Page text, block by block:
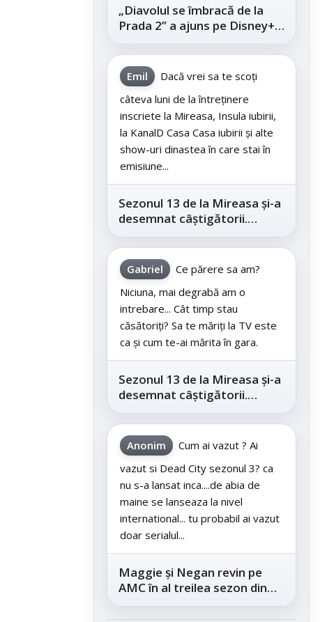
„Diavolul se îmbracă de la
Prada 2” a ajuns pe Disney+,
după succesul din
cinematografe
Emil
Dacă vrei sa te scoți
câteva luni de la întreținere
inscriete la Mireasa, Insula iubirii,
la KanalD Casa Casa iubirii și alte
show-uri dinastea în care stai în
emisiune...
Sezonul 13 de la Mireasa și-a
desemnat câștigătorii.
Telespectatorii au decis care
este...
Gabriel
Ce părere sa am?
Niciuna, mai degrabă am o
intrebare... Cât timp stau
căsătoriți? Sa te măriți la TV este
ca și cum te-ai mărita în gara.
Sezonul 13 de la Mireasa și-a
desemnat câștigătorii.
Telespectatorii au decis care
este...
Anonim
Cum ai vazut ? Ai
vazut si Dead City sezonul 3? ca
nu s-a lansat inca....de abia de
maine se lanseaza la nivel
international... tu probabil ai vazut
doar serialul...
Maggie și Negan revin pe
AMC în al treilea sezon din
„The Walking Dead: Dead